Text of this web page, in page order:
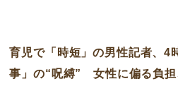
育児で「時短」の男性記者、4
事」の“呪縛” 女性に偏る負担